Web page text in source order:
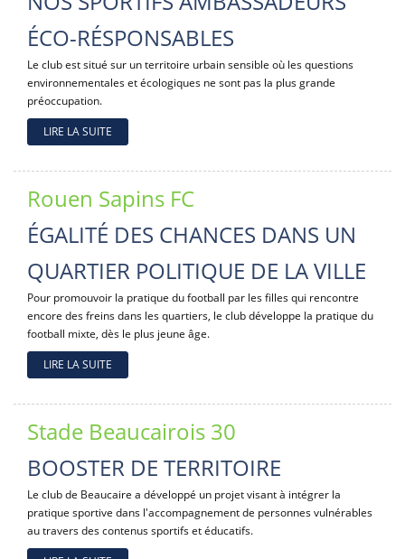
ÉCO-RÉSPONSABLES
Le club est situé sur un territoire urbain sensible où les questions
environnementales et écologiques ne sont pas la plus grande
préoccupation.
LIRE LA SUITE
Rouen Sapins FC
ÉGALITÉ DES CHANCES DANS UN
QUARTIER POLITIQUE DE LA VILLE
Pour promouvoir la pratique du football par les filles qui rencontre
encore des freins dans les quartiers, le club développe la pratique du
football mixte, dès le plus jeune âge.
LIRE LA SUITE
Stade Beaucairois 30
BOOSTER DE TERRITOIRE
Le club de Beaucaire a développé un projet visant à intégrer la
pratique sportive dans l'accompagnement de personnes vulnérables
au travers des contenus sportifs et éducatifs.